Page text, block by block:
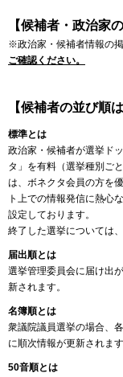
【候補者・政治家
※政治家・候補者情報の
ご確認ください。
【候補者の並び順
標準とは
政治家・候補者が選挙ド
タ」を有料（選挙種別ご
は、ボネクタ会員の方を
ト上での情報発信に熱心
設定しております。
終了した選挙については
届出順とは
選挙管理委員会に届け出
新されます。
名簿順とは
衆議院議員選挙の場合、
に順次情報が更新されます
50音順とは